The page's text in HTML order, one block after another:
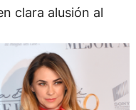
clara alusión al